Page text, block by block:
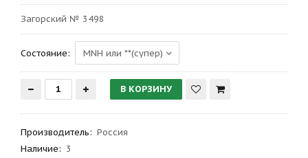
Загорский № 3498
Состояние:
Производитель: Россия
Наличие: 3